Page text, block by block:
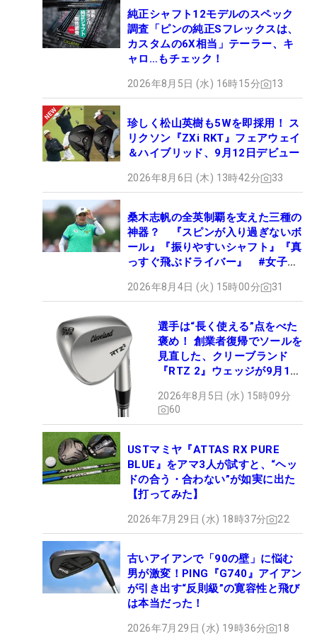
純正シャフト12モデルのスペック
調査「ピンの純正Sフレックスは、
カスタムの6X相当」テーラー、キ
ャロ…もチェック！
2026年8月5日 (水) 16時15分 13
珍しく松山英樹も5Wを即採用！ ス
リクソン『ZXi RKT』フェアウェイ
＆ハイブリッド、9月12日デビュー
2026年8月6日 (木) 13時42分 33
桑木志帆の全英制覇を支えた三種の
神器？ 『スピンが入り過ぎないボ
ール』『振りやすいシャフト』『真
っすぐ飛ぶドライバー』 #女子プ
2026年8月4日 (火) 15時00分 31
選手は“長く使える”点をべた
褒め！ 創業者復帰でソールを
見直した、クリーブランド
『RTZ 2』ウェッジが9月12
2026年8月5日 (水) 15時09分
60
USTマミヤ『ATTAS RX PURE
BLUE』をアマ3人が試すと、“ヘッ
ドの合う・合わない”が如実に出た
【打ってみた】
2026年7月29日 (水) 18時37分 22
古いアイアンで「90の壁」に悩む
男が激変！PING『G740』アイアン
が引き出す“反則級”の寛容性と飛び
は本当だった！
2026年7月29日 (水) 19時36分 18